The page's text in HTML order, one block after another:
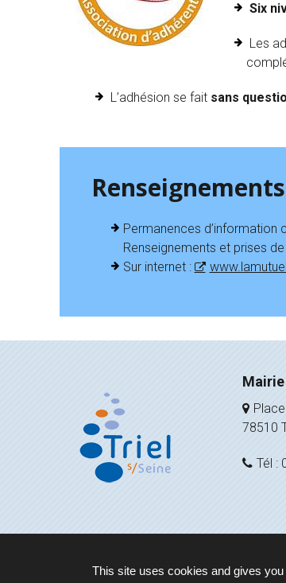
Six
Les
L’adhésion se fait sans
Renseignements
Permanences d’information
Renseignements et prises
Sur internet :
78510
Tél :
This site uses cookies and gives